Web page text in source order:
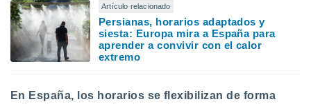
Artículo relacionado
Persianas, horarios adaptados y
siesta: Europa mira a España para
aprender a convivir con el calor
extremo
En España, los horarios se flexibilizan de forma